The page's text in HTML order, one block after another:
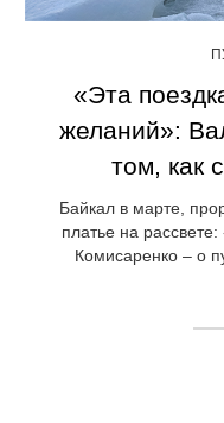
«Эта
желаний»:
том, как
Байкал в марте,
платье на
Комисаренко – о